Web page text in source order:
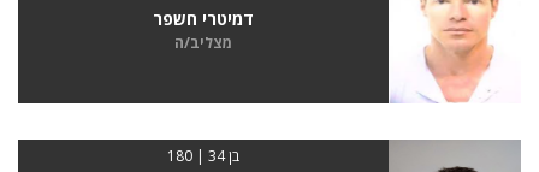
דמיטרי חשפר
מצליב/ה
בן 34 | 180